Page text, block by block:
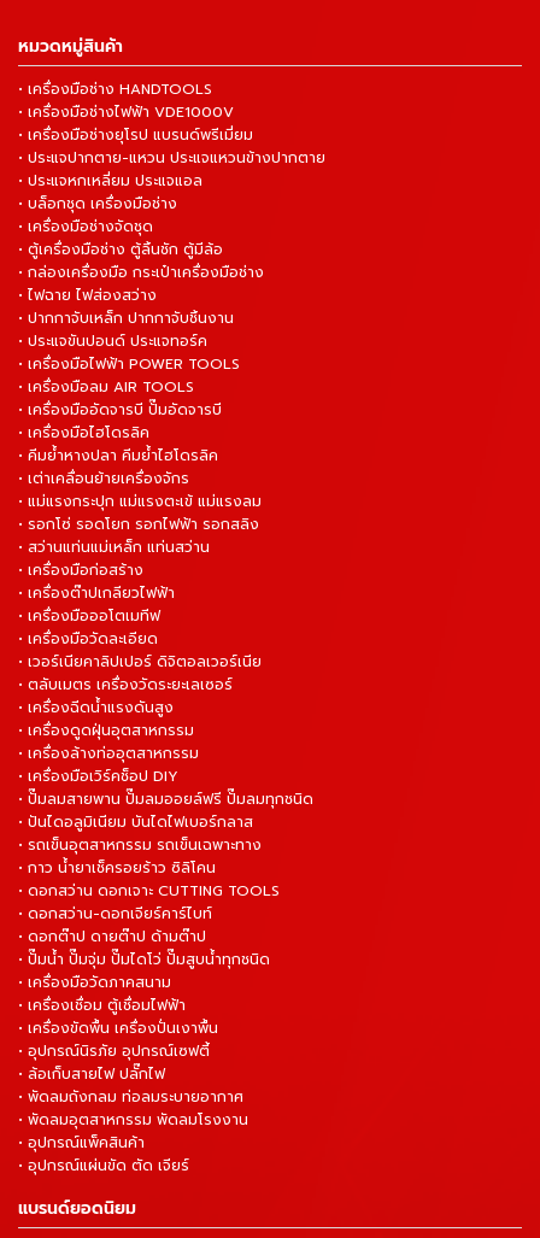
หมวดหมู่สินค้า
• เครื่องมือช่าง HANDTOOLS
• เครื่องมือช่างไฟฟ้า VDE1000V
• เครื่องมือช่างยุโรป แบรนด์พรีเมี่ยม
• ประแจปากตาย-แหวน ประแจแหวนข้างปากตาย
• ประแจหกเหลี่ยม ประแจแอล
• บล็อกชุด เครื่องมือช่าง
• เครื่องมือช่างจัดชุด
• ตู้เครื่องมือช่าง ตู้ลิ้นชัก ตู้มีล้อ
• กล่องเครื่องมือ กระเป๋าเครื่องมือช่าง
• ไฟฉาย ไฟส่องสว่าง
• ปากกาจับเหล็ก ปากกาจับชิ้นงาน
• ประแจขันปอนด์ ประแจทอร์ค
• เครื่องมือไฟฟ้า POWER TOOLS
• เครื่องมือลม AIR TOOLS
• เครื่องมืออัดจารบี ปั๊มอัดจารบี
• เครื่องมือไฮโดรลิค
• คีมย้ำหางปลา คีมย้ำไฮโดรลิค
• เต่าเคลื่อนย้ายเครื่องจักร
• แม่แรงกระปุก แม่แรงตะเข้ แม่แรงลม
• รอกโซ่ รอดโยก รอกไฟฟ้า รอกสลิง
• สว่านแท่นแม่เหล็ก แท่นสว่าน
• เครื่องมือก่อสร้าง
• เครื่องต๊าปเกลียวไฟฟ้า
• เครื่องมือออโตเมทีฟ
• เครื่องมือวัดละเอียด
• เวอร์เนียคาลิปเปอร์ ดิจิตอลเวอร์เนีย
• ตลับเมตร เครื่องวัดระยะเลเซอร์
• เครื่องฉีดน้ำแรงดันสูง
• เครื่องดูดฝุ่นอุตสาหกรรม
• เครื่องล้างท่ออุตสาหกรรม
• เครื่องมือเวิร์คช็อป DIY
• ปั๊มลมสายพาน ปั๊มลมออยล์ฟรี ปั๊มลมทุกชนิด
• ปันไดอลูมิเนียม บันไดไฟเบอร์กลาส
• รถเข็นอุตสาหกรรม รถเข็นเฉพาะทาง
• กาว น้ำยาเช็ครอยร้าว ซิลิโคน
• ดอกสว่าน ดอกเจาะ CUTTING TOOLS
• ดอกสว่าน-ดอกเจียร์คาร์ไบท์
• ดอกต๊าป ดายต๊าป ด้ามต๊าป
• ปั๊มน้ำ ปั๊มจุ่ม ปั๊มไดโว่ ปั๊มสูบน้ำทุกชนิด
• เครื่องมือวัดภาคสนาม
• เครื่องเชื่อม ตู้เชื่อมไฟฟ้า
• เครื่องขัดพื้น เครื่องปั่นเงาพื้น
• อุปกรณ์นิรภัย อุปกรณ์เซฟตี้
• ล้อเก็บสายไฟ ปลั๊กไฟ
• พัดลมถังกลม ท่อลมระบายอากาศ
• พัดลมอุตสาหกรรม พัดลมโรงงาน
• อุปกรณ์แพ็คสินค้า
• อุปกรณ์แผ่นขัด ตัด เจียร์
แบรนด์ยอดนิยม